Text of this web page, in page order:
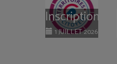
Inscriptions
ouvertes
1 JUILLET 2026